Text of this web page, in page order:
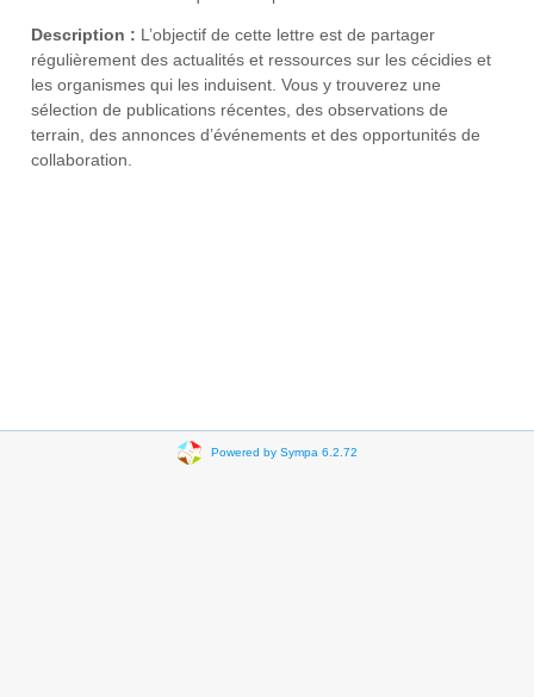
Description : L’objectif de cette lettre est de partager
régulièrement des actualités et ressources sur les cécidies et
les organismes qui les induisent. Vous y trouverez une
sélection de publications récentes, des observations de
terrain, des annonces d’événements et des opportunités de
collaboration.
Powered by Sympa 6.2.72